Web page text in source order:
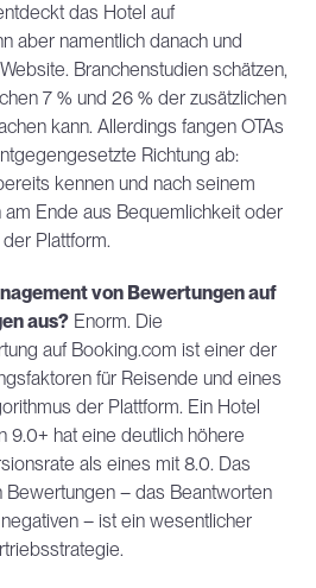
das Hotel auf
aber namentlich danach und
Branchenstudien schätzen,
7 % und 26 % der zusätzlichen
kann. Allerdings fangen OTAs
Richtung ab:
kennen und nach seinem
am Ende aus Bequemlichkeit oder
Plattform.
von Bewertungen auf
aus? Enorm. Die
auf Booking.com ist einer der
für Reisende und eines
der Plattform. Ein Hotel
9.0+ hat eine deutlich höhere
als eines mit 8.0. Das
Bewertungen – das Beantworten
– ist ein wesentlicher